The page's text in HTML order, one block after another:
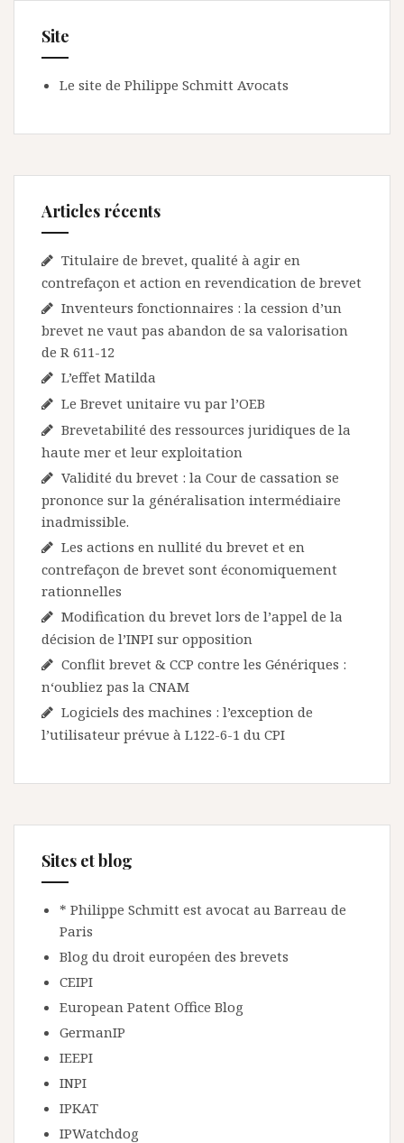
Site
Le site de Philippe Schmitt Avocats
Articles récents
Titulaire de brevet, qualité à agir en
contrefaçon et action en revendication de brevet
Inventeurs fonctionnaires : la cession d’un
brevet ne vaut pas abandon de sa valorisation
de R 611-12
L’effet Matilda
Le Brevet unitaire vu par l’OEB
Brevetabilité des ressources juridiques de la
haute mer et leur exploitation
Validité du brevet : la Cour de cassation se
prononce sur la généralisation intermédiaire
inadmissible.
Les actions en nullité du brevet et en
contrefaçon de brevet sont économiquement
rationnelles
Modification du brevet lors de l’appel de la
décision de l’INPI sur opposition
Conflit brevet & CCP contre les Génériques :
n‘oubliez pas la CNAM
Logiciels des machines : l’exception de
l’utilisateur prévue à L122-6-1 du CPI
Sites et blog
* Philippe Schmitt est avocat au Barreau de
Paris
Blog du droit européen des brevets
CEIPI
European Patent Office Blog
GermanIP
IEEPI
INPI
IPKAT
IPWatchdog